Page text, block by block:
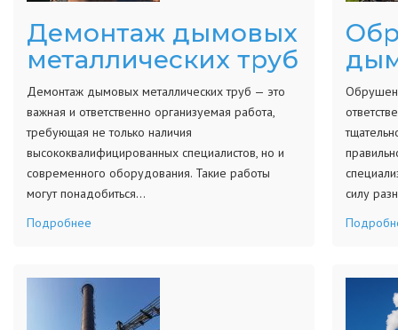
Демонтаж дымовых
металлических труб
Демонтаж дымовых металлических труб — это
важная и ответственно организуемая работа,
требующая не только наличия
высококвалифицированных специалистов, но и
современного оборудования. Такие работы
могут понадобиться…
Подробнее
силу